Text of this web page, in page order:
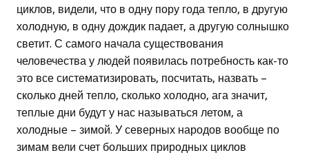
циклов, видели, что в одну пору года тепло, в другую
холодную, в одну дождик падает, а другую солнышко
светит. С самого начала существования
человечества у людей появилась потребность как-то
это все систематизировать, посчитать, назвать –
сколько дней тепло, сколько холодно, ага значит,
теплые дни будут у нас называться летом, а
холодные – зимой. У северных народов вообще по
зимам вели счет больших природных циклов